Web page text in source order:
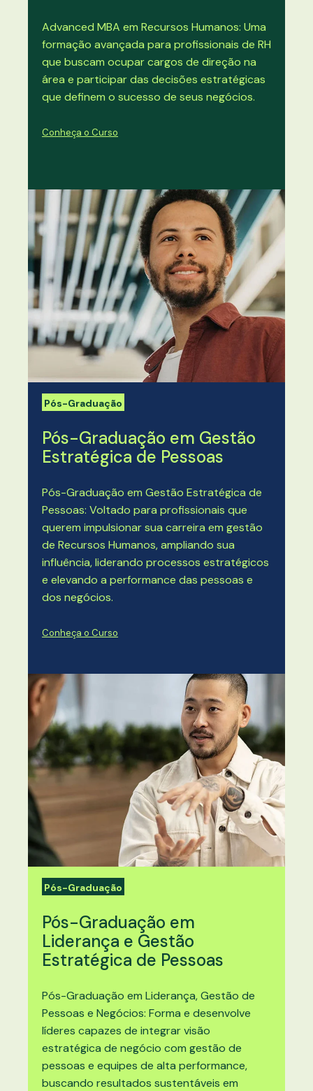
Advanced MBA em Recursos Humanos: Uma
formação avançada para profissionais de RH
que buscam ocupar cargos de direção na
área e participar das decisões estratégicas
que definem o sucesso de seus negócios.
Conheça o Curso
Pós-Graduação
Pós-Graduação em Gestão
Estratégica de Pessoas
Pós-Graduação em Gestão Estratégica de
Pessoas: Voltado para profissionais que
querem impulsionar sua carreira em gestão
de Recursos Humanos, ampliando sua
influência, liderando processos estratégicos
e elevando a performance das pessoas e
dos negócios.
Conheça o Curso
Pós-Graduação
Pós-Graduação em
Liderança e Gestão
Estratégica de Pessoas
Pós-Graduação em Liderança, Gestão de
Pessoas e Negócios: Forma e desenvolve
líderes capazes de integrar visão
estratégica de negócio com gestão de
pessoas e equipes de alta performance,
buscando resultados sustentáveis em